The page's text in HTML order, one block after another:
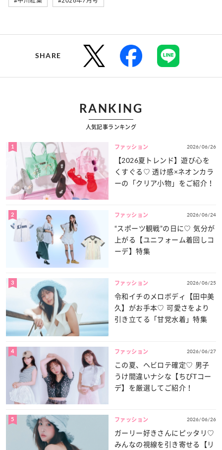
SHARE
RANKING
人気記事ランキング
1 ファッション 2026/06/26
【2026夏トレンド】遊び心を
くすぐる♡ 透け感×ネオンカラ
ーの「クリア小物」をご紹介！
2 ファッション 2026/06/24
“スポーツ観戦”の日に♡ 気分が
上がる【ユニフォーム着回しコ
ーデ】特集
3 ファッション 2026/06/25
令和イチのメロボディ【田中美
久】がお手本♡ 可愛さをより
引き立てる「甘党水着」特集
4 ファッション 2026/06/27
この夏、ヘビロテ確定♡ 男子
うけ間違いナシな【ちびTコー
デ】を厳選してご紹介！
5 ファッション 2026/06/26
ガーリー好きさんにピッタリ♡
みんなの視線を引き寄せる【リ